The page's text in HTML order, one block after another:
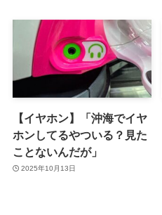
【イヤホン】「沖海でイヤ
ホンしてるやついる？見た
ことないんだが」
2025年10月13日